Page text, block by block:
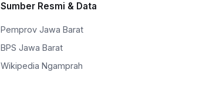
Sumber Resmi & Data
Pemprov Jawa Barat
BPS Jawa Barat
Wikipedia Ngamprah